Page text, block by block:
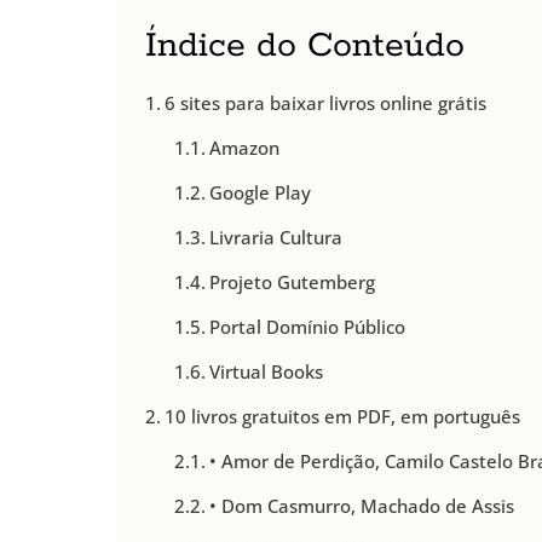
Índice do Conteúdo
6 sites para baixar livros online grátis
Amazon
Google Play
Livraria Cultura
Projeto Gutemberg
Portal Domínio Público
Virtual Books
10 livros gratuitos em PDF, em português
• Amor de Perdição, Camilo Castelo
• Dom Casmurro, Machado de Assis